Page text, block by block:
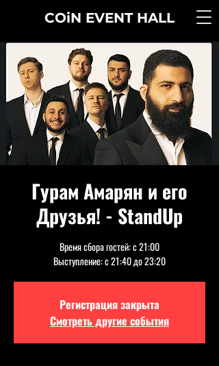
COiN EVENT HALL
Гурам Амарян и его
Друзья! - StandUp
Время сбора гостей: с 21:00
Выступление: с 21:40 до 23:20
Регистрация закрыта
Смотреть другие события